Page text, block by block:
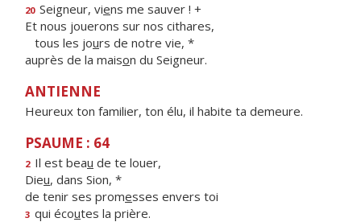
20 Seigneur, viens me sauver ! +
Et nous jouerons sur nos cithares,
tous les jours de notre vie, *
auprès de la maison du Seigneur.
ANTIENNE
Heureux ton familier, ton élu, il habite ta demeure.
PSAUME : 64
2 Il est beau de te louer,
Dieu, dans Sion, *
de tenir ses promesses envers toi
3 qui écoutes la prière.